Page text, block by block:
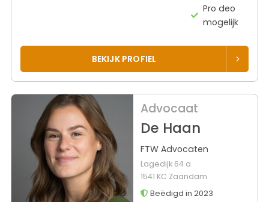
Pro deo
mogelijk
BEKIJK PROFIEL
Advocaat
De Haan
FTW Advocaten
Lagedijk 64 a
1541 KC Zaandam
Beëdigd in 2023